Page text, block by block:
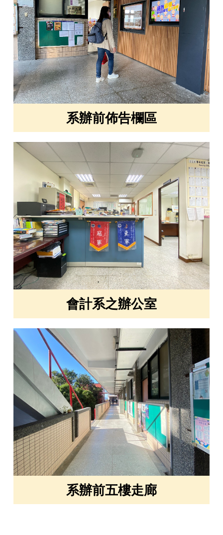
系辦前佈告欄區
會計系之辦公室
系辦前五樓走廊